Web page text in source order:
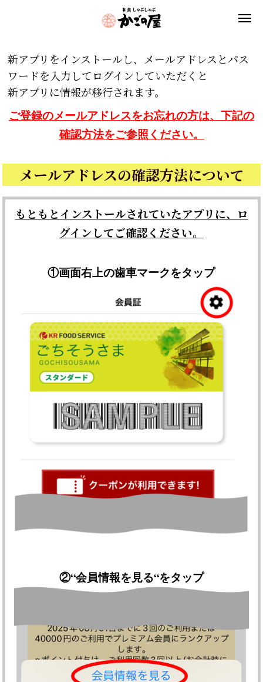
新アプリをインストールし、メールアドレスとパス
ワードを入力してログインしていただくと
新アプリに情報が移行されます。
ご登録のメールアドレスをお忘れの方は、下記の
確認方法をご参照ください。
メールアドレスの確認方法について
もともとインストールされていたアプリに、ロ
グインしてご確認ください。
①画面右上の歯車マークをタップ
②“会員情報を見る“をタップ